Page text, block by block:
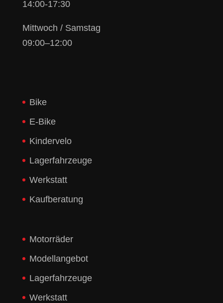
14:00-17:30
Mittwoch / Samstag
09:00–12:00
Bike
E-Bike
Kindervelo
Lagerfahrzeuge
Werkstatt
Kaufberatung
Motorräder
Modellangebot
Lagerfahrzeuge
Werkstatt